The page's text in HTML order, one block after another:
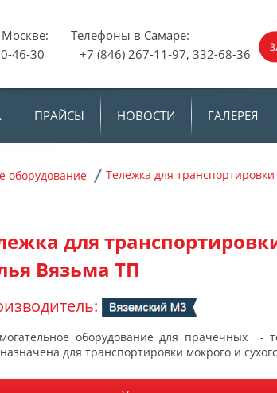
Москве: Телефоны в Самаре:
46-30 +7 (846) 267-11-97, 332-68-36
ПРАЙСЫ НОВОСТИ ГАЛЕРЕЯ
оборудование
Тележка для
для
Вязьма ТП
оборудование для прачечных -
для транспортировки мокрого и